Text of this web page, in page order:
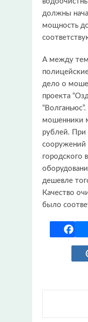
должны
мощность
А между
дело о
проекта
мошенники
рублей. При
сооружений
городского
дешевле
Качество
было